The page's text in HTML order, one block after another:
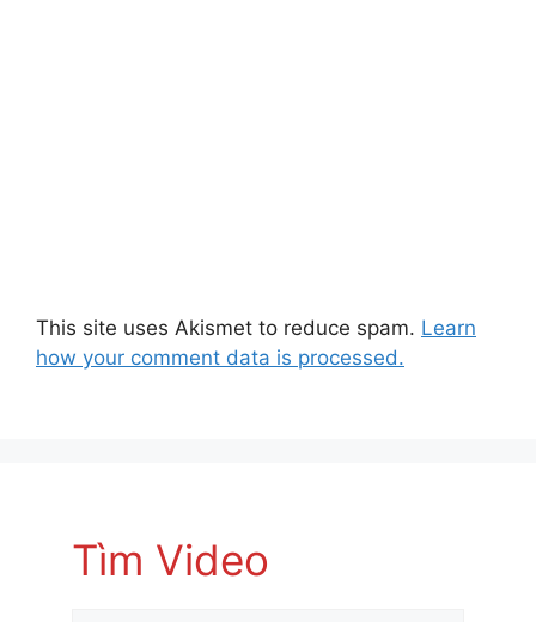
This site uses Akismet to reduce spam. Learn
how your comment data is processed.
Tìm Video